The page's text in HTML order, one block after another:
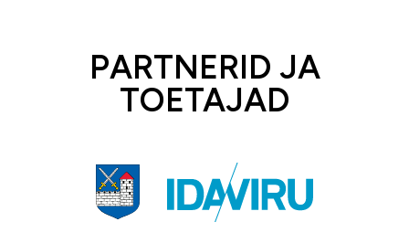
PARTNERID JA
TOETAJAD